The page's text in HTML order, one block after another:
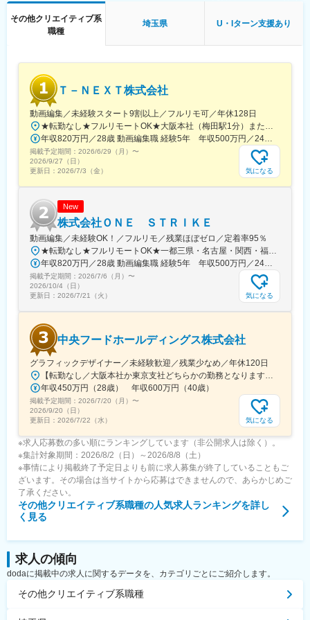
野田阪神駅、谷町九丁目駅、新今宮駅前駅、近鉄名古屋駅、車道
駅、ナゴヤドーム前矢田駅、栄駅(愛知県)、丸の内駅(愛知県)、今
池駅(愛知県)、函館駅前駅、西４丁目駅、狸小路駅、平和通駅、黒
名鉄岐阜駅、新静岡駅、上栄町駅、ハーバーランド駅、神戸三宮
駅(阪急・神戸高速)、田中口駅、岡山駅前駅、眉山ロープウェイ山
麓駅、高松築港駅、松山駅(愛媛県)、高知駅前駅、長崎駅(長崎
県)、熊本駅前駅、鹿児島中央駅前駅、内幸町駅、都電雑司ケ谷
駅、新宿西口駅、六本木一丁目駅、岩本町駅、虎ノ門駅、八丁堀
駅(東京都)、銀座一丁目駅、馬喰町駅、初台駅、五反田駅、竹橋
駅、大塚駅(東京都)、信濃町駅、泉岳寺駅、国立競技場駅、蔵前
駅、赤坂駅(東京都)、京成上野駅、小川町駅(東京都)、日暮里駅、
駅(千葉県)、リゾートゲートウェイ・ステーション駅、天王寺駅前
駅、東梅田駅、四ツ橋駅、大阪難波駅、海老江駅、桃谷駅、動物
園前駅、駅前駅、矢田駅(愛知県)、栄町駅(愛知県)、北１２条駅、
市役所前駅(北海道)、バスセンター前駅、資生館小学校前駅、西小
倉駅、西黒崎駅、天神南駅、櫛田神社前駅、薬院大通駅、仙台駅
(地下鉄)、東宿郷駅、電鉄富山駅、七ツ屋駅、新福井駅、日吉町
駅、島ノ関駅、高速神戸駅、三宮駅(神戸市営)、西川緑道公園駅、
猿猴橋町駅、宮田町駅、高知橋駅、五島町駅、二本木口駅、都通
その他クリエイティブ系
職種
埼玉県 U・Iターン支援あり
Ｔ－ＮＥＸＴ株式会社
動画編集／未経験スタート9割以上／フルリモ可／年休128日
★転勤なし★フルリモートOK★大阪本社（梅田駅1分）または東京支社、名古屋支社関西・一都三県・名古屋の各プロジェクト先◆勤務地・アクセス【本社】大阪府大阪市北区梅田2丁目2-2ヒルトンプラザウエスト オフィスタワー 19階阪急線「梅田駅」徒歩5分【東京支社】東京都新宿区新宿１-9-10丸の内線「新宿御苑前駅」徒歩1分各線「新宿三丁目駅」徒歩15分【名古屋支社】愛知県名古屋市西区牛島町6-1 名古屋ルーセントタワー各線「名古屋駅」徒歩5分【福岡支社】福岡県福岡市中央区天神1-14-18福岡市営地下鉄空港線「天神駅」直結七隈線「天神南駅」徒歩5分西鉄天神大牟田線「西鉄福岡（天神）駅」徒歩6分◎受動喫煙対策あり：オフィス内禁煙
年収820万円／28歳 動画編集職 経験5年 年収500万円／24歳 動画編集職 経験2年
掲載予定期間： 2026/6/29（月） 〜
2026/9/27（日）
更新日： 2026/7/3（金） 気になる
New
株式会社ＯＮＥ ＳＴＲＩＫＥ
動画編集／未経験OK！／フルリモ／残業ほぼゼロ／定着率95％
★転勤なし★フルリモートOK★一都三県・名古屋・関西・福岡の各プロジェクト先勤務地・アクセス【本社】東京都渋谷区恵比寿西2-8-4 EX恵比寿西ビル5FJR山手線、埼京線、湘南新宿ライン、東京メトロ日比谷線「恵比寿駅」より徒歩6分東急東横線「代官山駅」より徒歩6分【新宿支社】東京都新宿区富久町16-15 新宿MYビル2F丸ノ内線「新宿御苑前駅」より徒歩5分新宿線、丸ノ内線、副都心線「新宿三丁目駅」より徒歩8分【大阪支社】大阪府大阪市北区大深町6-38JR各線「大阪駅」より徒歩7分大阪メトロ御堂筋線「梅田駅」より徒歩8分阪急各線「大阪梅田駅」より徒歩9分【名古屋支社】愛知県名古屋市西区牛島町6-1 名古屋ルーセントタワー各線「名古屋駅」徒歩5分【福岡支社】福岡県福岡市中央区天神1-14-18福岡市営地下鉄空港線「天神駅」直結七隈線「天神南駅」徒歩5分西鉄天神大牟田線「西鉄福岡（天神）駅」徒歩6分◎受動喫煙対策あり：オフィス内禁煙
年収820万円／28歳 動画編集職 経験5年 年収500万円／24歳 動画編集職 経験2年
掲載予定期間： 2026/7/6（月） 〜
2026/10/4（日）
更新日： 2026/7/21（火） 気になる
中央フードホールディングス株式会社
グラフィックデザイナー／未経験歓迎／残業少なめ／年休120日
【転勤なし／大阪本社か東京支社どちらかの勤務となります】★大阪本社大阪府大阪市福島区野田2-14-10★東京支社東京都千代田区丸の内1-1-3 日本生命丸の内ガーデンタワーB1※受動喫煙対策：敷地内禁煙
年収450万円（28歳） 年収600万円（40歳）
掲載予定期間： 2026/7/20（月） 〜
2026/9/20（日）
更新日： 2026/7/22（水） 気になる
※求人応募数の多い順にランキングしています（非公開求人は除く）。
※集計対象期間：2026/8/2（日）～2026/8/8（土）
※事情により掲載終了予定日よりも前に求人募集が終了していることもご
ざいます。その場合は当サイトから応募はできませんので、あらかじめご
了承ください。
その他クリエイティブ系職種の人気求人ランキングを詳し
く見る
求人の傾向
dodaに掲載中の求人に関するデータを、カテゴリごとにご紹介します。
その他クリエイティブ系職種